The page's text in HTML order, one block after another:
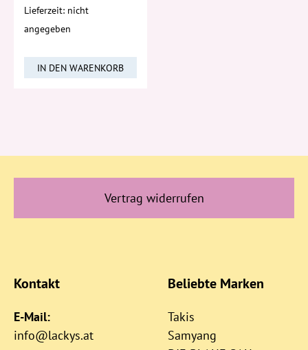
Lieferzeit: nicht
angegeben
IN DEN WARENKORB
Vertrag widerrufen
Kontakt
E-Mail:
info@lackys.at
Beliebte Marken
Takis
Samyang